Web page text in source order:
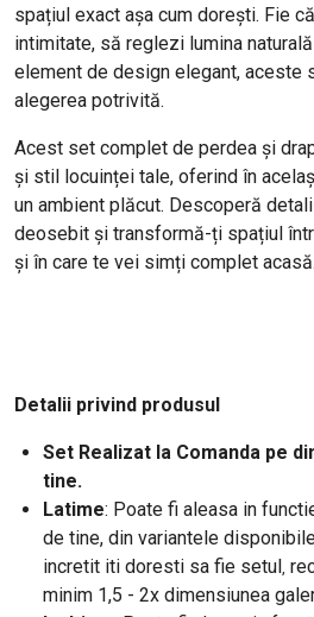
spațiul exact așa cum dorești. Fie
intimitate, să reglezi lumina
element de design elegant, aceste
alegerea potrivită.
Acest set complet de perdea și
și stil locuinței tale, oferind în
un ambient plăcut. Descoperă
deosebit și transformă-ți spațiul
și în care te vei simți complet acasă.
Detalii privind produsul
Set Realizat la Comanda pe
tine.
Latime: Poate fi aleasa in
de tine, din variantele
incretit iti doresti sa fie setul,
minim 1,5 - 2x dimensiunea